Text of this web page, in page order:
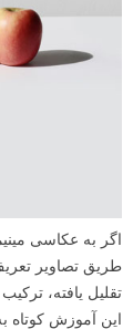
اگر به عکاسی
طریق تصاویر
تقلیل یافته،
این آموزش کوتاه